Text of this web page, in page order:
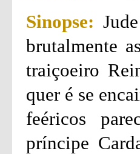
Sinopse:
brutalmente
traiçoeiro
quer é se
feéricos
príncipe